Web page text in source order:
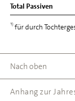
Total Passiven
Total Passiven
1) für durch
Nach oben
Anhang zur